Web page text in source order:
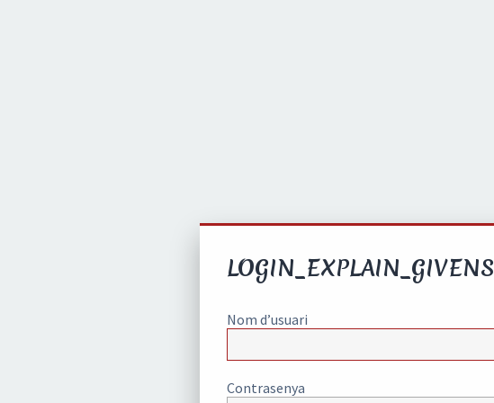
LOGIN_EXPLAIN_GIVENS
Nom d’usuari
Contrasenya